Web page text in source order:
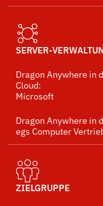
SERVER-
Dragon Anywhere in
Cloud:
Microsoft
Dragon Anywhere in
egs Computer
ZIELGRUPPE